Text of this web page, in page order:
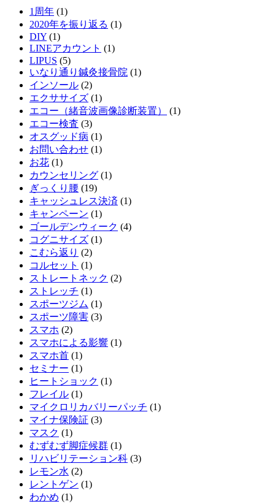
1周年 (1)
2020年を振り返る (1)
DIY (1)
LINEアカウント (1)
LIPUS (5)
いなり通り鍼灸接骨院 (1)
インソール (2)
エクササイズ (1)
エコー（緒音波画像診断装置）
(1)
エコー検査 (3)
オスグッド病 (1)
お問い合わせ (1)
お花 (1)
カウンセリング (1)
ぎっくり腰 (19)
キャッシュレス決済 (1)
キャンペーン (1)
ゴールデンウィーク (4)
コグニサイズ (1)
こむら返り (2)
コルセット (1)
ストレートネック (2)
ストレッチ (1)
スポーツジム (1)
スポーツ障害 (3)
スマホ (2)
スマホによる影響 (1)
スマホ首 (1)
セミナー (1)
ヒートショック (1)
フレイル (1)
マイクロリカバリーパッチ (1)
マイナ保険証 (3)
マスク (1)
むずむず脚症候群 (1)
リハビリテーション科 (3)
レモン水 (2)
レントゲン (1)
わかめ (1)